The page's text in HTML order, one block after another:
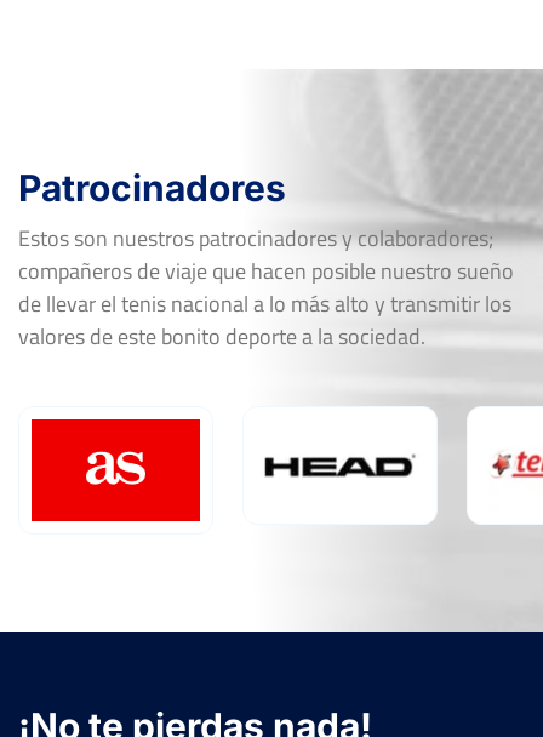
Ver Cuadro
Rd Jugador
Marcador
FF-SF
ZAKHAR TRAPEZNIKOV 4
6
4
6
FF-QF
DAVID REDONDO PEREIRA
Abandono
2
Patrocinadores
Estos son nuestros patrocinadores y colaboradores;
compañeros de viaje que hacen posible nuestro sueño
de llevar el tenis nacional a lo más alto y transmitir los
valores de este bonito deporte a la sociedad.
¡No te pierdas nada!